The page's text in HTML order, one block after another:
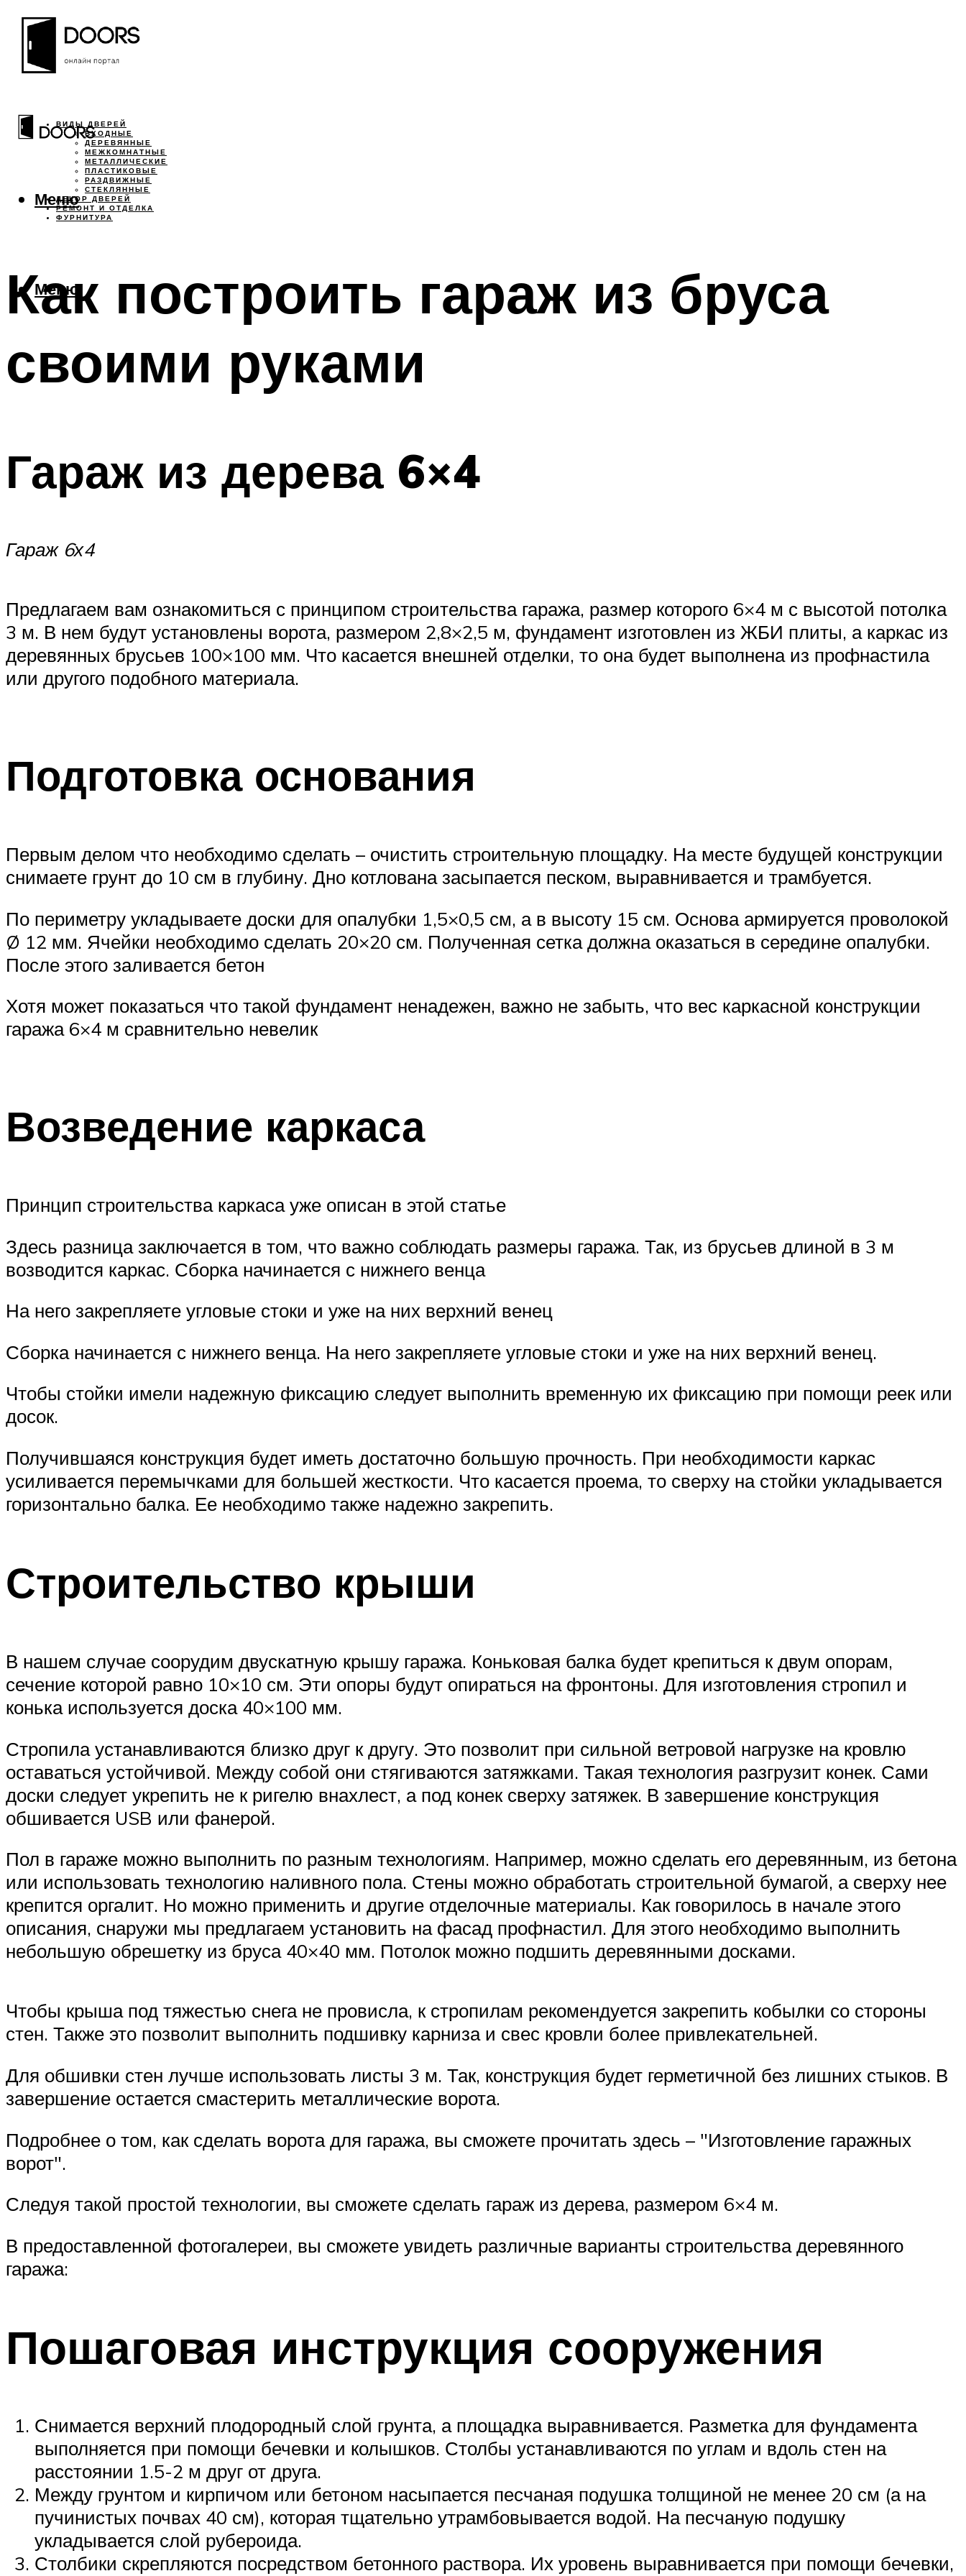
ВИДЫ ДВЕРЕЙ
ВХОДНЫЕ
ДЕРЕВЯННЫЕ
МЕЖКОМНАТНЫЕ
МЕТАЛЛИЧЕСКИЕ
ПЛАСТИКОВЫЕ
РАЗДВИЖНЫЕ
СТЕКЛЯННЫЕ
ДЕКОР ДВЕРЕЙ
РЕМОНТ И ОТДЕЛКА
ФУРНИТУРА
Меню
Меню
Как построить гараж из бруса
своими руками
Гараж из дерева 6×4
Гараж 6х4
Предлагаем вам ознакомиться с принципом строительства гаража, размер которого 6×4 м с высотой потолка
3 м. В нем будут установлены ворота, размером 2,8×2,5 м, фундамент изготовлен из ЖБИ плиты, а каркас из
деревянных брусьев 100×100 мм. Что касается внешней отделки, то она будет выполнена из профнастила
или другого подобного материала.
Подготовка основания
Первым делом что необходимо сделать – очистить строительную площадку. На месте будущей конструкции
снимаете грунт до 10 см в глубину. Дно котлована засыпается песком, выравнивается и трамбуется.
По периметру укладываете доски для опалубки 1,5×0,5 см, а в высоту 15 см. Основа армируется проволокой
Ø 12 мм. Ячейки необходимо сделать 20×20 см. Полученная сетка должна оказаться в середине опалубки.
После этого заливается бетон
Хотя может показаться что такой фундамент ненадежен, важно не забыть, что вес каркасной конструкции
гаража 6×4 м сравнительно невелик
Возведение каркаса
Принцип строительства каркаса уже описан в этой статье
Здесь разница заключается в том, что важно соблюдать размеры гаража. Так, из брусьев длиной в 3 м
возводится каркас. Сборка начинается с нижнего венца
На него закрепляете угловые стоки и уже на них верхний венец
Сборка начинается с нижнего венца. На него закрепляете угловые стоки и уже на них верхний венец.
Чтобы стойки имели надежную фиксацию следует выполнить временную их фиксацию при помощи реек или
досок.
Получившаяся конструкция будет иметь достаточно большую прочность. При необходимости каркас
усиливается перемычками для большей жесткости. Что касается проема, то сверху на стойки укладывается
горизонтально балка. Ее необходимо также надежно закрепить.
Строительство крыши
В нашем случае соорудим двускатную крышу гаража. Коньковая балка будет крепиться к двум опорам,
сечение которой равно 10×10 см. Эти опоры будут опираться на фронтоны. Для изготовления стропил и
конька используется доска 40×100 мм.
Стропила устанавливаются близко друг к другу. Это позволит при сильной ветровой нагрузке на кровлю
оставаться устойчивой. Между собой они стягиваются затяжками. Такая технология разгрузит конек. Сами
доски следует укрепить не к ригелю внахлест, а под конек сверху затяжек. В завершение конструкция
обшивается USB или фанерой.
Пол в гараже можно выполнить по разным технологиям. Например, можно сделать его деревянным, из бетона
или использовать технологию наливного пола. Стены можно обработать строительной бумагой, а сверху нее
крепится оргалит. Но можно применить и другие отделочные материалы. Как говорилось в начале этого
описания, снаружи мы предлагаем установить на фасад профнастил. Для этого необходимо выполнить
небольшую обрешетку из бруса 40×40 мм. Потолок можно подшить деревянными досками.
Чтобы крыша под тяжестью снега не провисла, к стропилам рекомендуется закрепить кобылки со стороны
стен. Также это позволит выполнить подшивку карниза и свес кровли более привлекательней.
Для обшивки стен лучше использовать листы 3 м. Так, конструкция будет герметичной без лишних стыков. В
завершение остается смастерить металлические ворота.
Подробнее о том, как сделать ворота для гаража, вы сможете прочитать здесь –
Изготовление гаражных
ворот .
Следуя такой простой технологии, вы сможете сделать гараж из дерева, размером 6×4 м.
В предоставленной фотогалереи, вы сможете увидеть различные варианты строительства деревянного
гаража:
Пошаговая инструкция сооружения
Снимается верхний плодородный слой грунта, а площадка выравнивается. Разметка для фундамента
выполняется при помощи бечевки и колышков. Столбы устанавливаются по углам и вдоль стен на
расстоянии 1.5-2 м друг от друга.
Между грунтом и кирпичом или бетоном насыпается песчаная подушка толщиной не менее 20 см (а на
пучинистых почвах 40 см), которая тщательно утрамбовывается водой. На песчаную подушку
укладывается слой рубероида.
Столбики скрепляются посредством бетонного раствора. Их уровень выравнивается при помощи бечевки,